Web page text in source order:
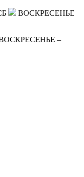
ВОСКРЕСЕНЬЕ
–